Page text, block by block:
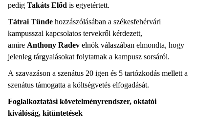
pedig Takáts Előd is egyetértett.
Tátrai Tünde hozzászólásában a székesfehérvári
kampusszal kapcsolatos tervekről kérdezett,
amire Anthony Radev elnök válaszában elmondta, hogy
jelenleg tárgyalásokat folytatnak a kampusz sorsáról.
A szavazáson a szenátus 20 igen és 5 tartózkodás mellett a
szenátus támogatta a költségvetés elfogadását.
Foglalkoztatási követelményrendszer, oktatói
kiválóság, kitüntetések